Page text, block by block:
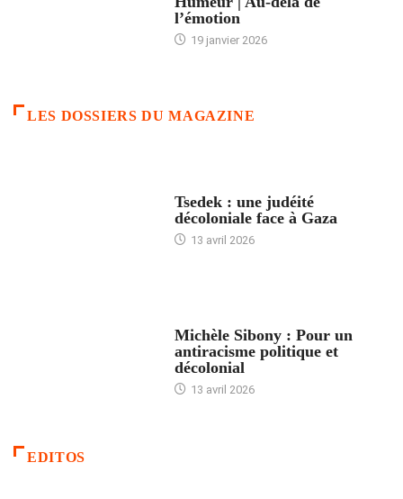
l’émotion
19 janvier 2026
LES DOSSIERS DU MAGAZINE
Tsedek : une judéité
décoloniale face à Gaza
13 avril 2026
Michèle Sibony : Pour un
antiracisme politique et
décolonial
13 avril 2026
EDITOS